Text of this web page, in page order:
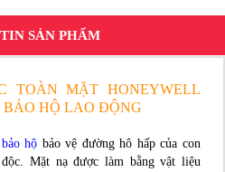
SẢN PHẨM
TOÀN MẶT HONEYWELL
BẢO HỘ LAO ĐỘNG
hộ bảo vệ đường hô hấp của con
Mặt nạ được làm bằng vật liệu